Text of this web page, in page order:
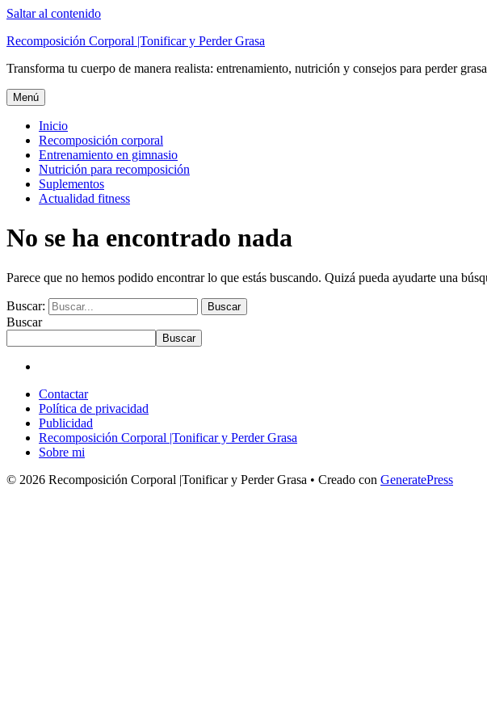
Saltar al contenido
Recomposición Corporal |Tonificar y Perder Grasa
Transforma tu cuerpo de manera realista: entrenamiento, nutrición y consejos para perder
Menú
Inicio
Recomposición corporal
Entrenamiento en gimnasio
Nutrición para recomposición
Suplementos
Actualidad fitness
No se ha encontrado nada
Parece que no hemos podido encontrar lo que estás buscando. Quizá pueda ayudarte una
Buscar:
Buscar
Buscar
Contactar
Política de privacidad
Publicidad
Recomposición Corporal |Tonificar y Perder Grasa
Sobre mi
© 2026 Recomposición Corporal |Tonificar y Perder Grasa • Creado con GeneratePress